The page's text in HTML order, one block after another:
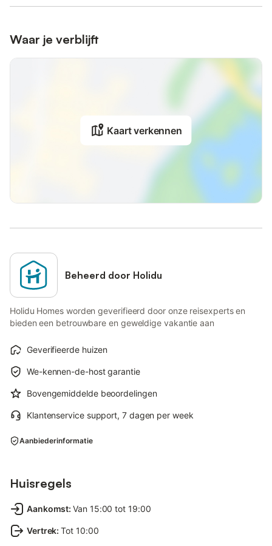
Waar je verblijft
Kaart verkennen
Beheerd door Holidu
Holidu Homes worden geverifieerd door onze reisexperts en
bieden een betrouwbare en geweldige vakantie aan
Geverifieerde huizen
We-kennen-de-host garantie
Bovengemiddelde beoordelingen
Klantenservice support, 7 dagen per week
Aanbiederinformatie
Huisregels
Aankomst: Van 15:00 tot 19:00
Vertrek: Tot 10:00